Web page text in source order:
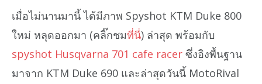
เมื่อไม่นานมานี้ ได้มีภาพ Spyshot KTM Duke 800
ใหม่ หลุดออกมา (คลิ๊กชมที่นี่) ล่าสุด พร้อมกับ
spyshot Husqvarna 701 cafe racer ซึ่งอิงพื้นฐาน
มาจาก KTM Duke 690 และล่าสุดวันนี้ MotoRival